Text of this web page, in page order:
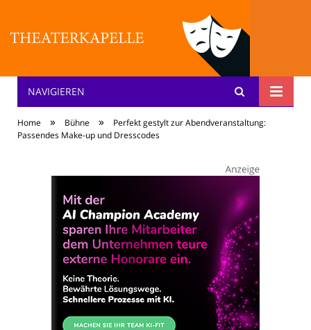
Theater: [KA] :pelle
NAVIGIEREN
Home » Bühne »
Perfekt gestylt zur Abendveranstaltung:
Passendes Make-up und Dresscodes